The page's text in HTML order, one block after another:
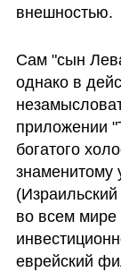
внешностью.
Сам "сын
однако в
приложении
богатого
знаменитому
во всем мире
еврейский